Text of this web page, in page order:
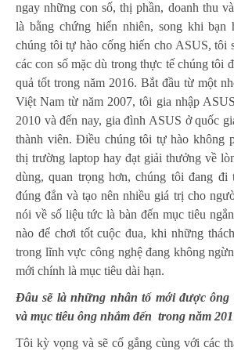
ngay những con số, thị phần, doanh thu
là bằng chứng hiển nhiên, song khi
chúng tôi tự hào cống hiến cho ASUS, tôi
các con số mặc dù trong thực tế chúng tôi
quả tốt trong năm 2016. Bắt đầu từ một
Việt Nam từ năm 2007, tôi gia nhập
2010 và đến nay, gia đình ASUS ở quốc
thành viên. Điều chúng tôi tự hào không
thị trường laptop hay đạt giải thưởng về
dùng, quan trọng hơn, chúng tôi đang đi
đúng đắn và tạo nên nhiều giá trị cho
nói về số liệu tức là bàn đến mục tiêu
nào để chơi tốt cuộc đua, khi những
trong lĩnh vực công nghệ đang không
mới chính là mục tiêu dài hạn.
Đâu sẽ là những nhân tố mới được ông
và mục tiêu ông nhắm đến trong năm
Tôi kỳ vọng và sẽ cố gắng cùng với các